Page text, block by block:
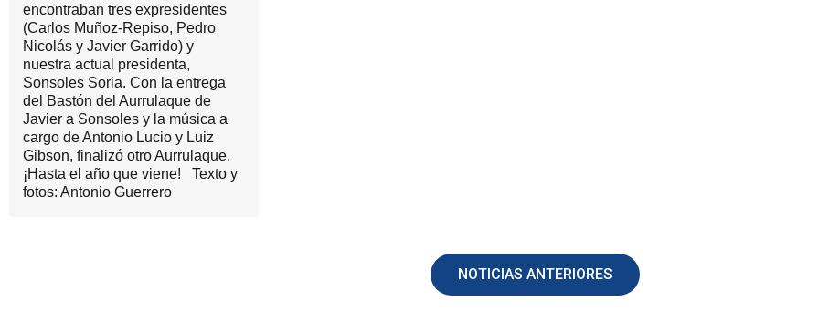
encontraban tres expresidentes
(Carlos Muñoz-Repiso, Pedro
Nicolás y Javier Garrido) y
nuestra actual presidenta,
Sonsoles Soria. Con la entrega
del Bastón del Aurrulaque de
Javier a Sonsoles y la música a
cargo de Antonio Lucio y Luiz
Gibson, finalizó otro Aurrulaque.
¡Hasta el año que viene! Texto y
fotos: Antonio Guerrero
NOTICIAS ANTERIORES